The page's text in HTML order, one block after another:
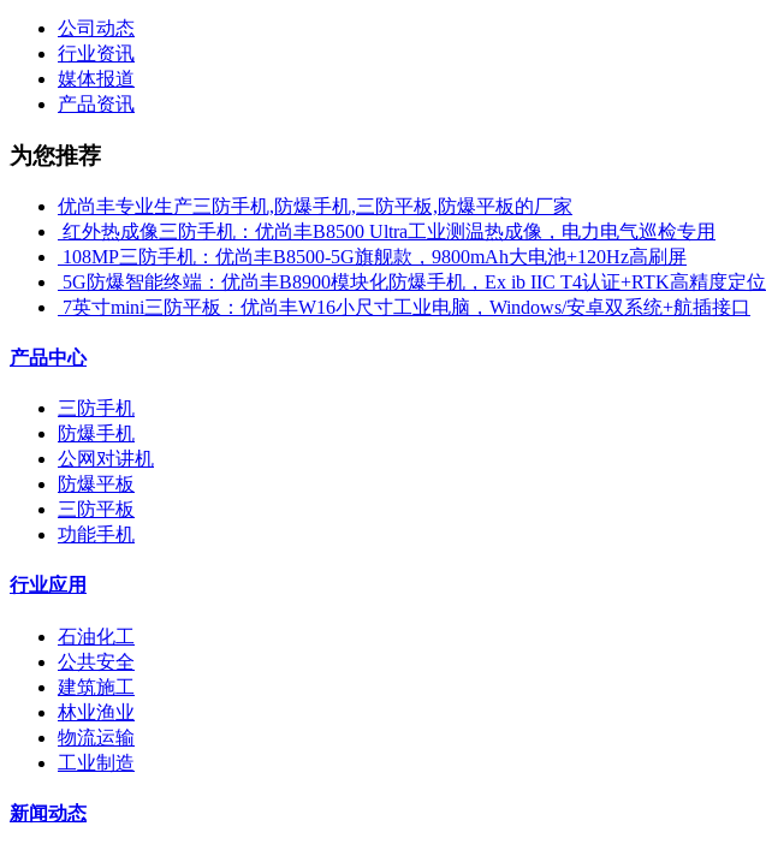
公司动态
行业资讯
媒体报道
产品资讯
为您推荐
优尚丰专业生产三防手机,防爆手机,三防平板,防爆平板的厂家
​ 红外热成像三防手机：优尚丰B8500 Ultra工业测温热成像，电力电气巡检专用
​ 108MP三防手机：优尚丰B8500-5G旗舰款，9800mAh大电池+120Hz高刷屏
​ 5G防爆智能终端：优尚丰B8900模块化防爆手机，Ex ib IIC T4认证+RTK高精度定位
​ 7英寸mini三防平板：优尚丰W16小尺寸工业电脑，Windows/安卓双系统+航插接口
产品中心
三防手机
防爆手机
公网对讲机
防爆平板
三防平板
功能手机
行业应用
石油化工
公共安全
建筑施工
林业渔业
物流运输
工业制造
新闻动态